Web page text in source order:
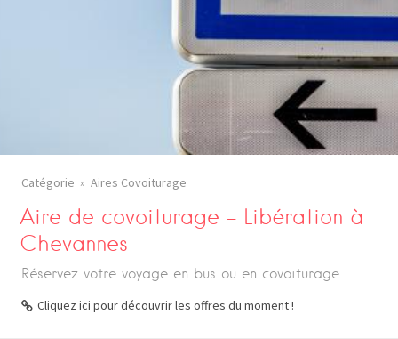
Catégorie Aires Covoiturage
Aire de covoiturage – Libération à
Chevannes
Réservez votre voyage en bus ou en covoiturage
Cliquez ici pour découvrir les offres du moment !